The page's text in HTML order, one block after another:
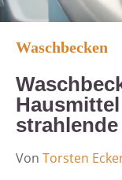
Waschbecken
Von Torsten